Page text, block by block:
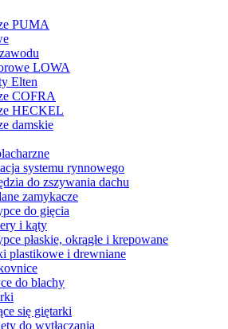
PUMA
LOWA
Elten
COFRA
HECKEL
damskie
systemu rynnowego
do zszywania dachu
zamykacze
do gięcia
i kąty
płaskie, okrągłe i krepowane
plastikowe i drewniane
do blachy
się giętarki
do wytłaczania